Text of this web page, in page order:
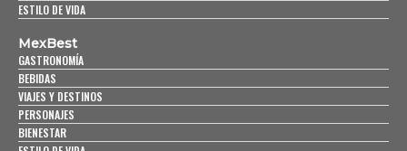
ESTILO DE VIDA
MexBest
GASTRONOMÍA
BEBIDAS
VIAJES Y DESTINOS
PERSONAJES
BIENESTAR